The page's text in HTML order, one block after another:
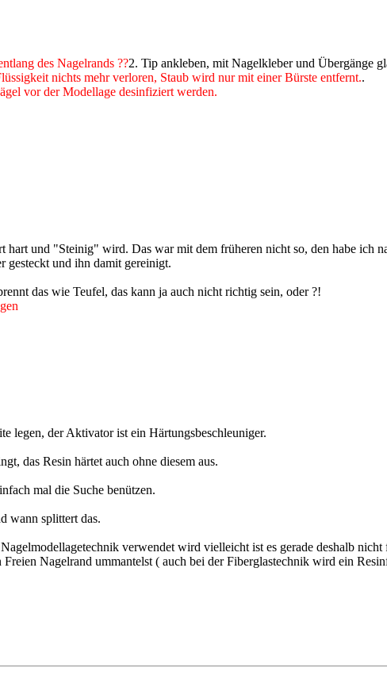
des Nagelrands ??2. Tip ankleben, mit Nagelkleber und Übergänge
nichts mehr verloren, Staub wird nur mit einer Bürste entfernt..
vor der Modellage desinfiziert werden.
und "Steinig" wird. Das war mit dem früheren nicht so, den habe ich
gesteckt und ihn damit gereinigt.
das wie Teufel, das kann ja auch nicht richtig sein, oder ?!
legen, der Aktivator ist ein Härtungsbeschleuniger.
das Resin härtet auch ohne diesem aus.
mal die Suche benützen.
wann splittert das.
verwendet wird vielleicht ist es gerade deshalb
Nagelrand ummantelst ( auch bei der Fiberglastechnik wird ein